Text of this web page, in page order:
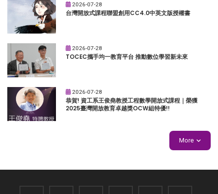
2026-07-28
台灣開放式課程聯盟創用CC4.0中英文版授權書
2026-07-28
TOCEC攜手均一教育平台 推動數位學習新未來
2026-07-28
恭賀! 資工系王俊堯教授工程數學開放式課程｜榮獲
2025臺灣開放教育卓越獎OCW組特優!!
More